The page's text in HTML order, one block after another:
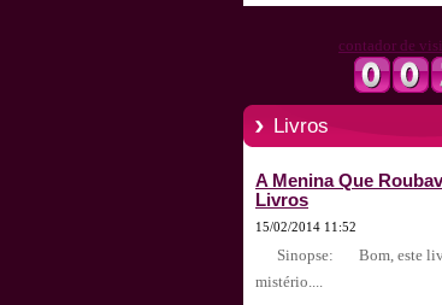
contador de
Livros
A Menina Que
Livros
15/02/2014 11:52
Sinopse: Bom, este
mistério....